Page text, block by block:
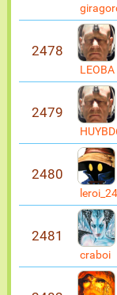
2478
LEOBA
2479
2480
leroi_24
2481
craboi